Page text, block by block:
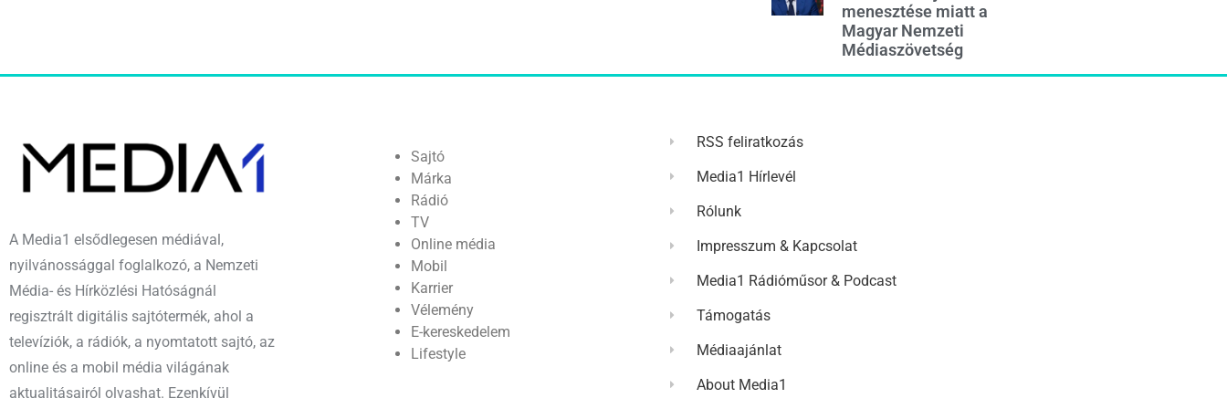
menesztése miatt a
Magyar Nemzeti
Médiaszövetség
A Media1 elsődlegesen médiával,
nyilvánossággal foglalkozó, a Nemzeti
Média- és Hírközlési Hatóságnál
regisztrált digitális sajtótermék, ahol a
televíziók, a rádiók, a nyomtatott sajtó, az
online és a mobil média világának
aktualitásairól olvashat. Ezenkívül
Sajtó
Márka
Rádió
TV
Online média
Mobil
Karrier
Vélemény
E-kereskedelem
Lifestyle
RSS feliratkozás
Media1 Hírlevél
Rólunk
Impresszum & Kapcsolat
Media1 Rádióműsor & Podcast
Támogatás
Médiaajánlat
About Media1